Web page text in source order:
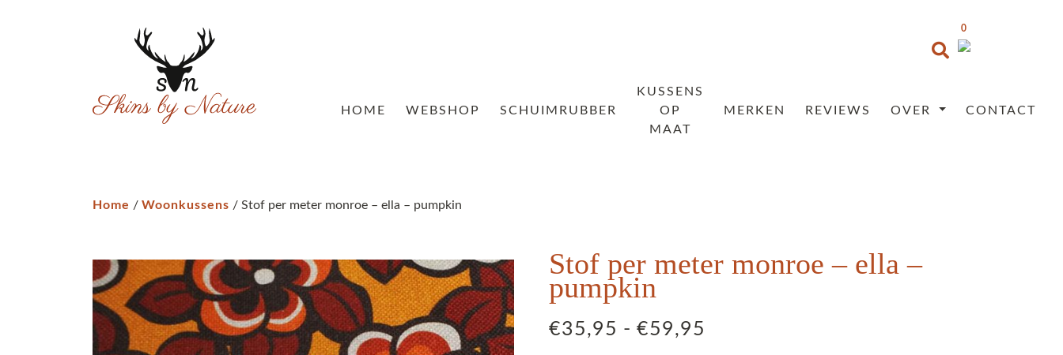
0
HOME WEBSHOP SCHUIMRUBBER
KUSSENS
OP
MAAT
MERKEN REVIEWS OVER CONTACT
Home / Woonkussens / Stof per meter monroe – ella – pumpkin
Stof per meter monroe – ella –
pumpkin
€35,95 - €59,95